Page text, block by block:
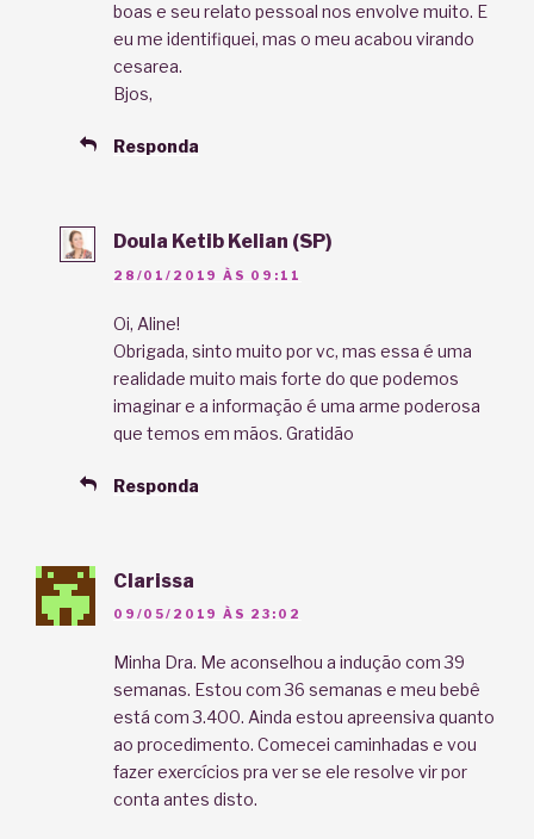
boas e seu relato pessoal nos envolve muito. E
eu me identifiquei, mas o meu acabou virando
cesarea.
Bjos,
Responda
Doula Ketib Kelian (SP)
28/01/2019 ÀS 09:11
Oi, Aline!
Obrigada, sinto muito por vc, mas essa é uma
realidade muito mais forte do que podemos
imaginar e a informação é uma arme poderosa
que temos em mãos. Gratidão
Responda
Clarissa
09/05/2019 ÀS 23:02
Minha Dra. Me aconselhou a indução com 39
semanas. Estou com 36 semanas e meu bebê
está com 3.400. Ainda estou apreensiva quanto
ao procedimento. Comecei caminhadas e vou
fazer exercícios pra ver se ele resolve vir por
conta antes disto.